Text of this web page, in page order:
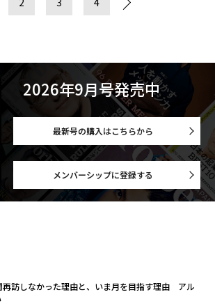
2026年9月号発売中
最新号の購入はこちらから
メンバーシップに登録する
再訪しなかった理由と、いま月を目指す理由 アル